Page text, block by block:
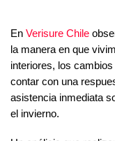
ALARMA PARA
ALARMA ANTI
CONTROL DE
LLAVES
TECNOLOGÍA Y
En Verisure Chile
la manera en que
interiores, los
contar con una
asistencia inmediata
el invierno.